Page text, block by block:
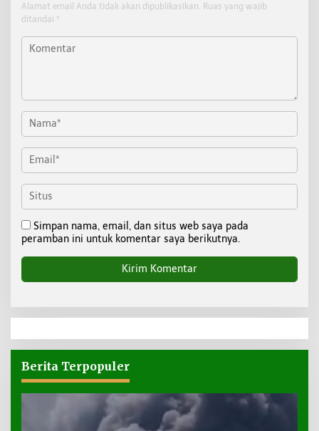
Alamat email Anda tidak akan dipublikasikan. Ruas yang wajib
ditandai *
Simpan nama, email, dan situs web saya pada
peramban ini untuk komentar saya berikutnya.
Berita Terpopuler